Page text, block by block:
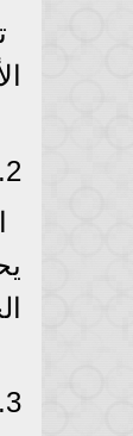
2. المكسرات
3.الأفوكادو